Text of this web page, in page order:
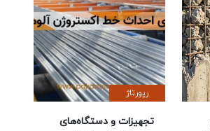
رپورتاژ
تجهیزات و دستگاه‌های